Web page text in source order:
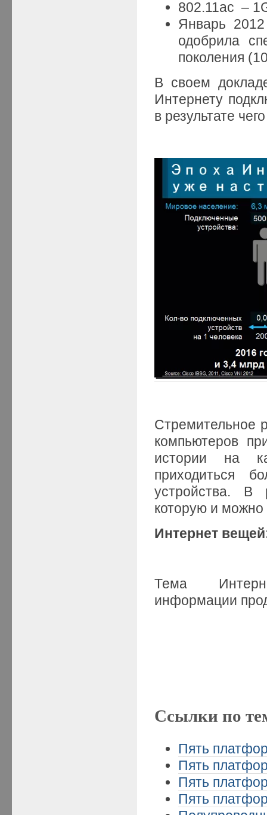
802.11ac –
Январь
одобрила
поколения
В своем
Интернету
в результате
Стремительное
компьютеров
истории на
приходиться
устройства. В
которую и
Интернет
Тема
информации
Ссылки по
Пять
Пять
Пять
Пять